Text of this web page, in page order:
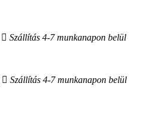
Szállítás 4-7 munkanapon belül
Szállítás 4-7 munkanapon belül